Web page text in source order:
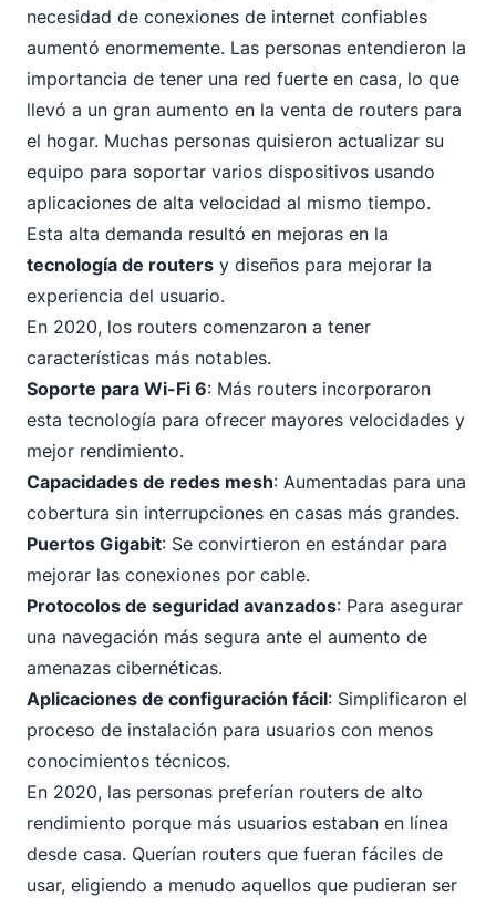
necesidad de conexiones de internet confiables
aumentó enormemente. Las personas entendieron la
importancia de tener una red fuerte en casa, lo que
llevó a un gran aumento en la venta de routers para
el hogar. Muchas personas quisieron actualizar su
equipo para soportar varios dispositivos usando
aplicaciones de alta velocidad al mismo tiempo.
Esta alta demanda resultó en mejoras en la
tecnología de routers y diseños para mejorar la
experiencia del usuario.
En 2020, los routers comenzaron a tener
características más notables.
Soporte para Wi-Fi 6: Más routers incorporaron
esta tecnología para ofrecer mayores velocidades y
mejor rendimiento.
Capacidades de redes mesh: Aumentadas para una
cobertura sin interrupciones en casas más grandes.
Puertos Gigabit: Se convirtieron en estándar para
mejorar las conexiones por cable.
Protocolos de seguridad avanzados: Para asegurar
una navegación más segura ante el aumento de
amenazas cibernéticas.
Aplicaciones de configuración fácil: Simplificaron el
proceso de instalación para usuarios con menos
conocimientos técnicos.
En 2020, las personas preferían routers de alto
rendimiento porque más usuarios estaban en línea
desde casa. Querían routers que fueran fáciles de
usar, eligiendo a menudo aquellos que pudieran ser